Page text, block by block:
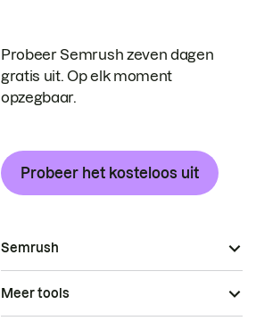
Probeer Semrush zeven dagen
gratis uit. Op elk moment
opzegbaar.
Probeer het kosteloos uit
Semrush
Meer tools